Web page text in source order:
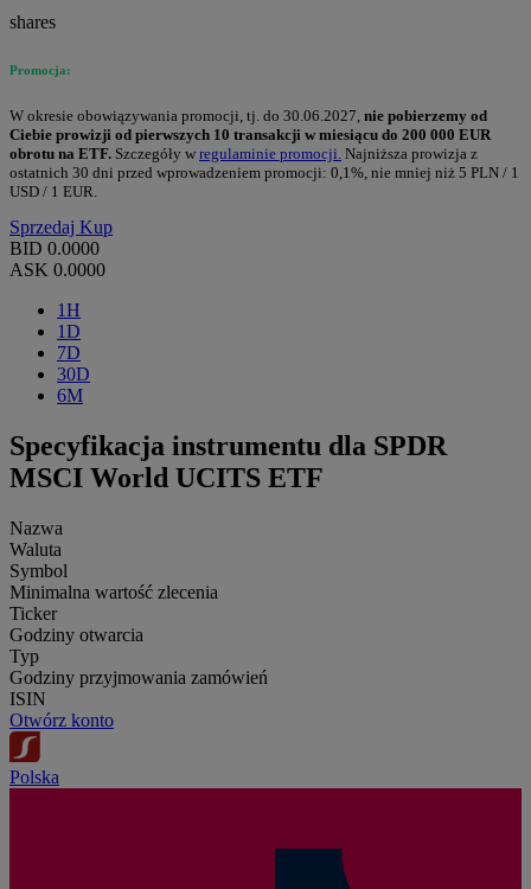
shares
Promocja:
W okresie obowiązywania promocji, tj. do 30.06.2027, nie pobierzemy od
Ciebie prowizji od pierwszych 10 transakcji w miesiącu do 200 000 EUR
obrotu na ETF. Szczegóły w regulaminie promocji. Najniższa prowizja z
ostatnich 30 dni przed wprowadzeniem promocji: 0,1%, nie mniej niż 5 PLN / 1
USD / 1 EUR.
Sprzedaj Kup
BID 0.0000
ASK 0.0000
1H
1D
7D
30D
6M
Specyfikacja instrumentu dla SPDR
MSCI World UCITS ETF
Nazwa
Waluta
Symbol
Minimalna wartość zlecenia
Ticker
Godziny otwarcia
Typ
Godziny przyjmowania zamówień
ISIN
Otwórz konto
Polska